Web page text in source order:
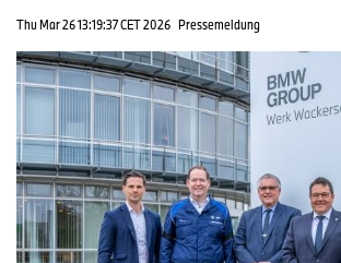
Thu Mar 26 13:19:37 CET 2026 Pressemeldung